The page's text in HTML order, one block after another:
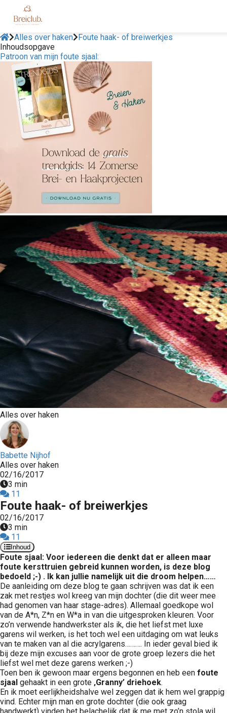
Alles over haken
Foute haak- of breiwerkjes
Inhoudsopgave
Patroon van mijn foute sjaal:
Alles over haken
Babette Nijhof
Alles over haken
02/16/2017
3 min
11
Foute haak- of breiwerkjes
02/16/2017
3 min
11
Inhoud
Foute sjaal: Voor iedereen die denkt dat er alleen maar
foute kersttruien gebreid kunnen worden, is deze blog
bedoeld ;-) . Ik kan jullie namelijk uit die droom helpen……
De aanleiding om deze blog te gaan schrijven was dat ik een
zak met restjes wol kreeg van mijn dochter (die dit weer mee
had genomen van haar stage-adres). Allemaal goedkope wol
van de A*n, Z*n en W*a in van die uitgesproken kleuren. Voor
zo’n verwende handwerkster als ik, die het liefst met luxe
garens wil werken, is het toch wel een uitdaging om wat leuks
van te maken van al die acrylgarens………. In ieder geval bied ik
bij deze mijn excuses aan voor de grote groep lezers die het
liefst wel met deze garens werken ;-)
Toen ben ik gewoon maar ergens begonnen en heb een foute
sjaal gehaakt in een grote ‚Granny’ driehoek.
En ik moet eerlijkheidshalve wel zeggen dat ik hem wel grappig
vind. Echter mijn man en grote dochter (die ook graag